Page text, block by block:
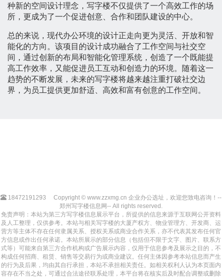
种新的空间设计理念，写字楼不仅提供了一个高效工作的场
所，更成为了一个促进创意、合作和团队建设的中心。
总的来说，现代办公环境的设计正走向更为灵活、开放和智
能化的方向。该项目的设计成功融合了工作空间与社交空
间，通过创新的布局和智能化管理系统，创造了一个既能提
高工作效率，又能促进员工互动和创造力的环境。随着这一
趋势的不断发展，未来的写字楼将越来越注重打破社交边
界，为员工提供更加舒适、高效和富有创意的工作空间。
18472191293
Copyright © www.zzxmg.cn 企业办公选址，欢迎您致电咨询！--
郑州写字楼信息网-- All rights reserved.
免责声明：本站为第三方写字楼信息展示平台，所提供的信息来源于互联网公开资料
及人工整理，仅供参考。本站与相关写字楼的大厦产权方、物业管理方、开发商、运
营方等主体不存在任何隶属关系、授权关系或商业合作关系，亦不代表其发布任何官
方信息或作出任何承诺。本站所展示的部分信息（包括但不限于文字、图片、联系方
式等）可能来自第三方合作机构或广告展示内容，仅用于信息参考及展示之目的，不
构成任何招商、租赁、销售等交易行为或商业建议。任何主体因参考本站信息而产生
的行为及后果，均由其自行承担，本站不承担相关责任。如相关权利人认为本页面内
容存在不当之处，可通过合法途径联系处理，本平台将在核实后及时配合调整或删除